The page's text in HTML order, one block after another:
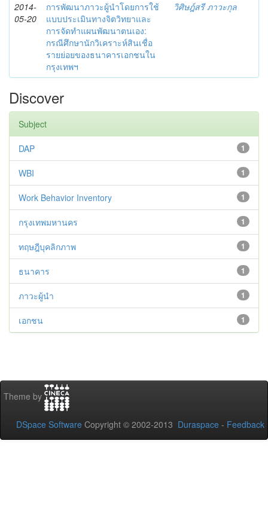
2014-
05-20
การพัฒนาภาวะผู้นำโดยการใช้
แบบประเมินทางจิตวิทยาและ
การจัดทำแผนพัฒนาตนเอง:
กรณีศึกษานักวิเคราะห์สินเชื่อ
รายย่อยของธนาคารเอกชนใน
กรุงเทพฯ
วิศิษฎ์สรี ภาวะกุล
Discover
Subject
1
DAP
1
WBI
1
Work Behavior Inventory
1
กรุงเทพมหานคร
1
ทฤษฎีบุคลิกภาพ
1
ธนาคาร
1
ภาวะผู้นำ
1
เอกชน
Theme by
DSpace Software Copyright © 2002-2013 Duraspace - Feedback